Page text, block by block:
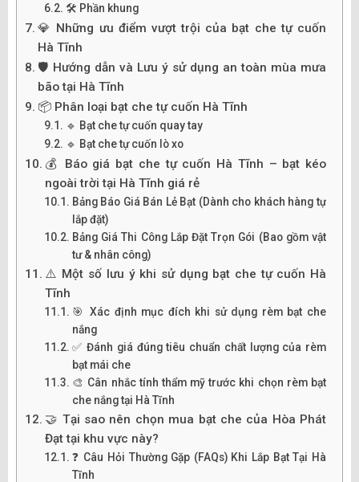
🛠️ Phần khung
💎 Những ưu điểm vượt trội của bạt che tự cuốn
Hà Tĩnh
🛡️ Hướng dẫn và Lưu ý sử dụng an toàn mùa mưa
bão tại Hà Tĩnh
📦 Phân loại bạt che tự cuốn Hà Tĩnh
🔹 Bạt che tự cuốn quay tay
🔹 Bạt che tự cuốn lò xo
💰 Báo giá bạt che tự cuốn Hà Tĩnh – bạt kéo
ngoài trời tại Hà Tĩnh giá rẻ
Bảng Báo Giá Bán Lẻ Bạt (Dành cho khách hàng tự
lắp đặt)
Bảng Giá Thi Công Lắp Đặt Trọn Gói (Bao gồm vật
tư & nhân công)
⚠️ Một số lưu ý khi sử dụng bạt che tự cuốn Hà
Tĩnh
🎯 Xác định mục đích khi sử dụng rèm bạt che
nắng
✅ Đánh giá đúng tiêu chuẩn chất lượng của rèm
bạt mái che
🎨 Cân nhắc tính thẩm mỹ trước khi chọn rèm bạt
che nắng tại Hà Tĩnh
🤝 Tại sao nên chọn mua bạt che của Hòa Phát
Đạt tại khu vực này?
❓ Câu Hỏi Thường Gặp (FAQs) Khi Lắp Bạt Tại Hà
Tĩnh